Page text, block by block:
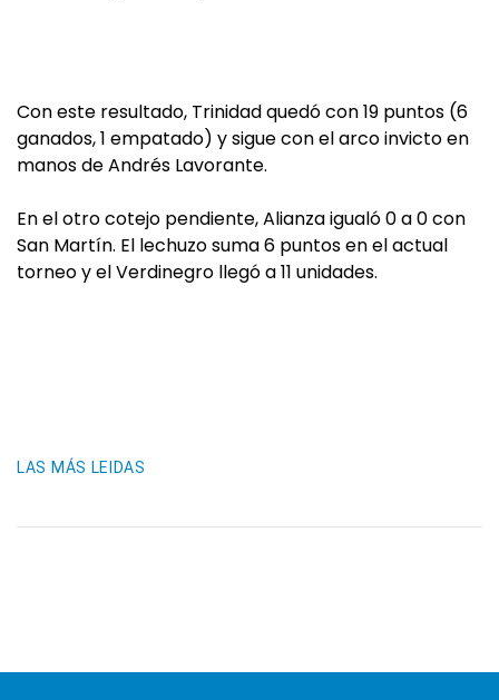
Con este resultado, Trinidad quedó con 19 puntos (6
ganados, 1 empatado) y sigue con el arco invicto en
manos de Andrés Lavorante.
En el otro cotejo pendiente, Alianza igualó 0 a 0 con
San Martín. El lechuzo suma 6 puntos en el actual
torneo y el Verdinegro llegó a 11 unidades.
LAS MÁS LEIDAS